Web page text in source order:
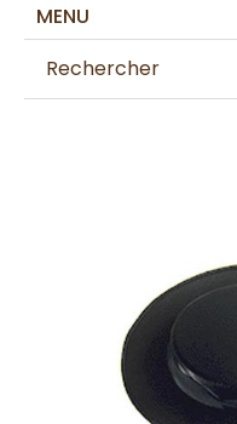
MENU